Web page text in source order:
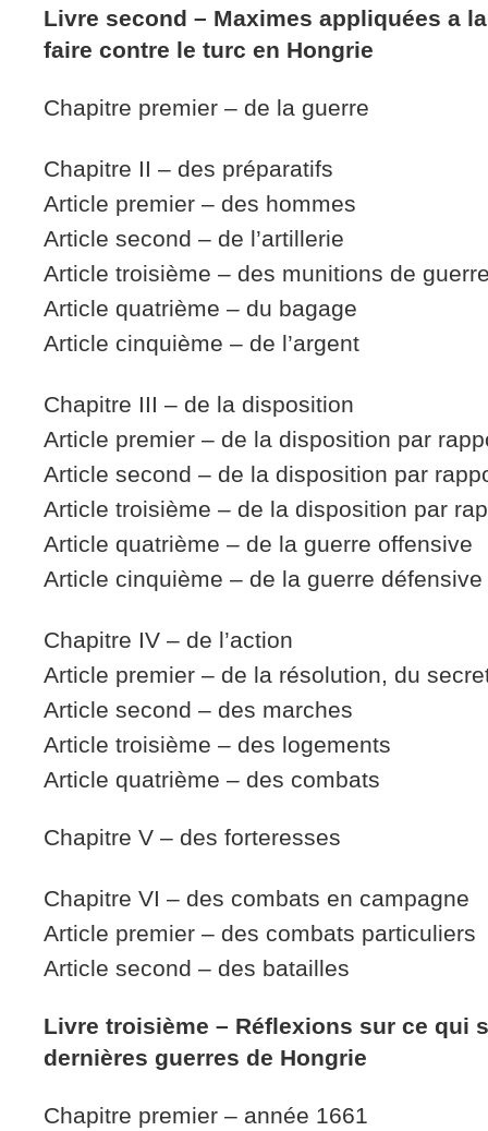
Livre second – Maximes appliquées a
faire contre le turc en Hongrie
Chapitre premier – de la guerre
Chapitre II – des préparatifs
Article premier – des hommes
Article second – de l’artillerie
Article troisième – des munitions de
Article quatrième – du bagage
Article cinquième – de l’argent
Chapitre III – de la disposition
Article premier – de la disposition par
Article second – de la disposition par
Article troisième – de la disposition par
Article quatrième – de la guerre offensive
Article cinquième – de la guerre défensive
Chapitre IV – de l’action
Article premier – de la résolution, du
Article second – des marches
Article troisième – des logements
Article quatrième – des combats
Chapitre V – des forteresses
Chapitre VI – des combats en campagne
Article premier – des combats particuliers
Article second – des batailles
Livre troisième – Réflexions sur ce qui
dernières guerres de Hongrie
Chapitre premier – année 1661